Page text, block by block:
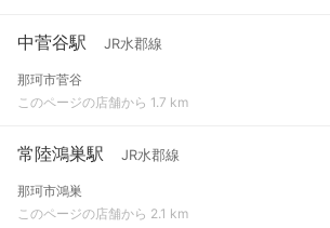
中菅谷駅 JR水郡線
那珂市菅谷
このページの店舗から 1.7 km
常陸鴻巣駅 JR水郡線
那珂市鴻巣
このページの店舗から 2.1 km